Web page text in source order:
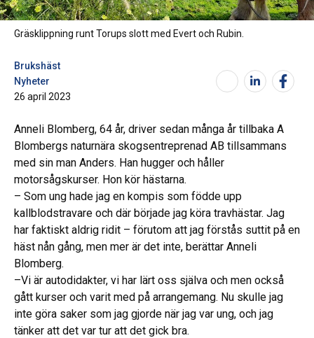
Gräsklippning runt Torups slott med Evert och Rubin.
Brukshäst
Nyheter
26 april 2023
Anneli Blomberg, 64 år, driver sedan många år tillbaka A
Blombergs naturnära skogsentreprenad AB tillsammans
med sin man Anders. Han hugger och håller
motorsågskurser. Hon kör hästarna.
– Som ung hade jag en kompis som födde upp
kallblodstravare och där började jag köra travhästar. Jag
har faktiskt aldrig ridit – förutom att jag förstås suttit på en
häst nån gång, men mer är det inte, berättar Anneli
Blomberg.
–Vi är autodidakter, vi har lärt oss själva och men också
gått kurser och varit med på arrangemang. Nu skulle jag
inte göra saker som jag gjorde när jag var ung, och jag
tänker att det var tur att det gick bra.